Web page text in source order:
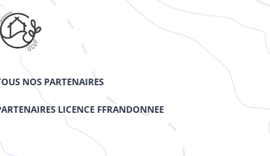
NOS PARTENAIRES
LICENCE FFRANDONNEE